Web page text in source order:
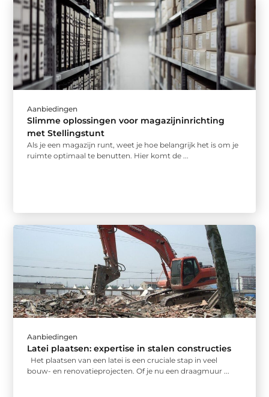
Aanbiedingen
Slimme oplossingen voor magazijninrichting
met Stellingstunt
Als je een magazijn runt, weet je hoe belangrijk het is om je
ruimte optimaal te benutten. Hier komt de ...
Aanbiedingen
Latei plaatsen: expertise in stalen constructies
Het plaatsen van een latei is een cruciale stap in veel
bouw- en renovatieprojecten. Of je nu een draagmuur ...